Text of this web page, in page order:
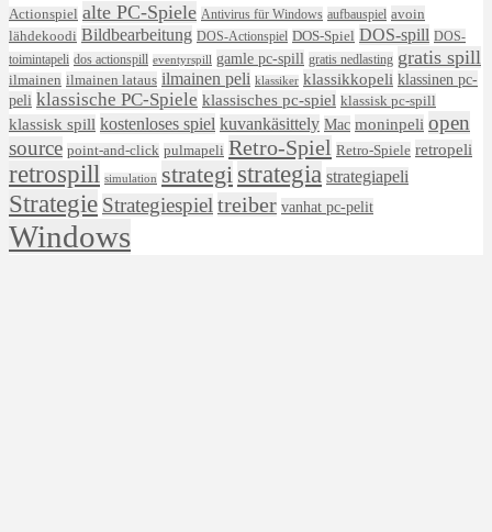
Actionspiel alte PC-Spiele Antivirus für Windows aufbauspiel avoin
lähdekoodi Bildbearbeitung DOS-Actionspiel DOS-Spiel DOS-spill DOS-
toimintapeli dos actionspill eventyrspill gamle pc-spill gratis nedlasting gratis spill
ilmainen ilmainen lataus ilmainen peli klassiker klassikkopeli klassinen pc-
peli klassische PC-Spiele klassisches pc-spiel klassisk pc-spill
klassisk spill kostenloses spiel kuvankäsittely Mac moninpeli open
source point-and-click pulmapeli Retro-Spiel Retro-Spiele retropeli
retrospill simulation strategi strategia strategiapeli
Strategie Strategiespiel treiber vanhat pc-pelit
Windows